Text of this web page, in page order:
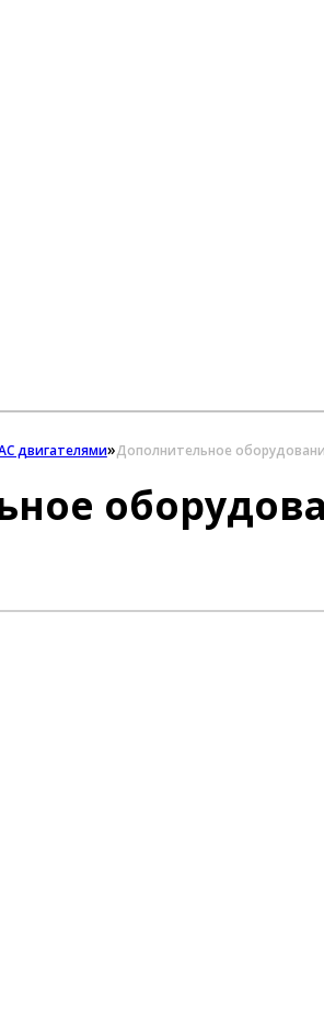
двигателями»Дополнительное